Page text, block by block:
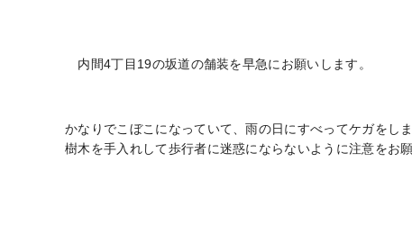
内間4丁目19の坂道の舗装を早急にお願いします。
かなりでこぼこになっていて、雨の日にすべってケガをし
樹木を手入れして歩行者に迷惑にならないように注意をお願